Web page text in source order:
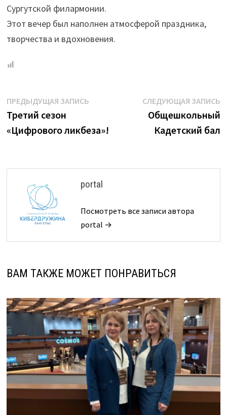
Сургутской филармонии.
Этот вечер был наполнен атмосферой праздника,
творчества и вдохновения.
Навигация
по
записям
ПРЕДЫДУЩАЯ ЗАПИСЬПредыдущая
Третий сезон
«Цифрового ликбеза»!
СЛЕДУЮЩАЯ ЗАПИСЬ
Общешкольный
Кадетский бал
portal
Посмотреть все записи автора
portal →
ВАМ ТАКЖЕ МОЖЕТ ПОНРАВИТЬСЯ